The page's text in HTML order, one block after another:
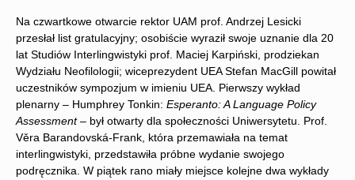
Na czwartkowe otwarcie rektor UAM prof. Andrzej Lesicki
przesłał list gratulacyjny; osobiście wyraził swoje uznanie dla 20
lat Studiów Interlingwistyki prof. Maciej Karpiński, prodziekan
Wydziału Neofilologii; wiceprezydent UEA Stefan MacGill powitał
uczestników sympozjum w imieniu UEA. Pierwszy wykład
plenarny – Humphrey Tonkin: Esperanto: A Language Policy
Assessment– był otwarty dla społeczności Uniwersytetu. Prof.
Věra Barandovská-Frank, która przemawiała na temat
interlingwistyki, przedstawiła próbne wydanie swojego
podręcznika. W piątek rano miały miejsce kolejne dwa wykłady